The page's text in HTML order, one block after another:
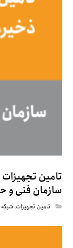
تامین
سازمان فنی و
تامین تجهیزات,شبکه